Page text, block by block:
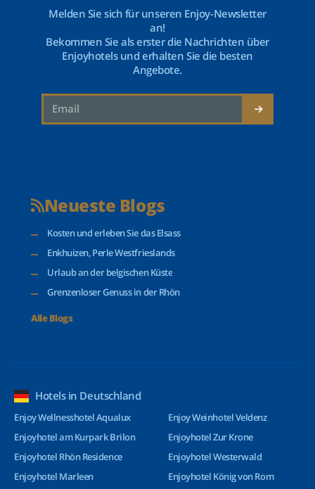
Melden Sie sich für unseren Enjoy-Newsletter
an!
Bekommen Sie als erster die Nachrichten über
Enjoyhotels und erhalten Sie die besten
Angebote.
Neueste Blogs
Kosten und erleben Sie das Elsass
Enkhuizen, Perle Westfrieslands
Urlaub an der belgischen Küste
Grenzenloser Genuss in der Rhön
Alle Blogs
Hotels in Deutschland
Enjoy Wellnesshotel Aqualux
Enjoyhotel am Kurpark Brilon
Enjoyhotel Rhön Residence
Enjoyhotel Marleen
Enjoy Weinhotel Veldenz
Enjoyhotel Zur Krone
Enjoyhotel Westerwald
Enjoyhotel König von Rom